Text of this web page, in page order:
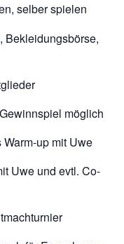
selber spielen
Bekleidungsbörse,
möglich
up mit Uwe
und evtl. Co-